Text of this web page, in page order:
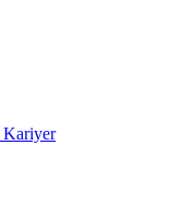
Kariyer